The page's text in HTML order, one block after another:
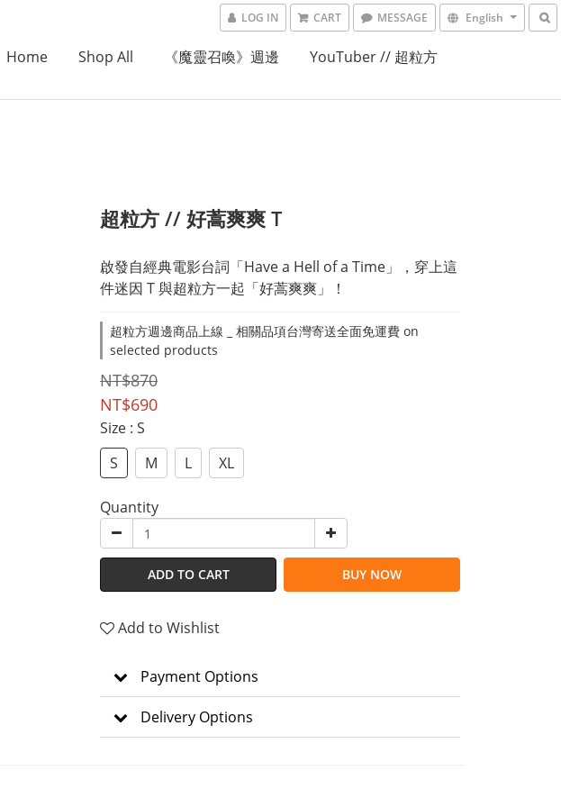
LOG IN CART MESSAGE English
Home Shop All 《魔靈召喚》週邊 YouTuber // 超粒方
超粒方 // 好蒿爽爽 T
啟發自經典電影台詞「Have a Hell of a Time」，穿上這
件迷因 T 與超粒方一起「好蒿爽爽」！
超粒方週邊商品上線 _ 相關品項台灣寄送全面免運費 on
selected products
NT$870
NT$690
Size : S
S
M L XL
Quantity
ADD TO CART BUY NOW
Add to Wishlist
Payment Options
Delivery Options